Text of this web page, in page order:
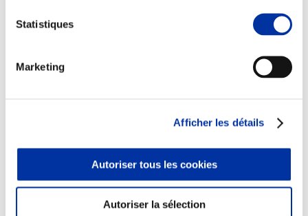
Statistiques
Marketing
Afficher les détails
Autoriser tous les cookies
Autoriser la sélection
Alimentation de qualité, raisonnée et durable